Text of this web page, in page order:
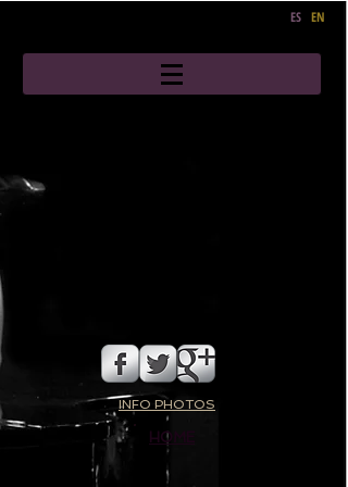
ES EN
INFO PHOTOS
HOME